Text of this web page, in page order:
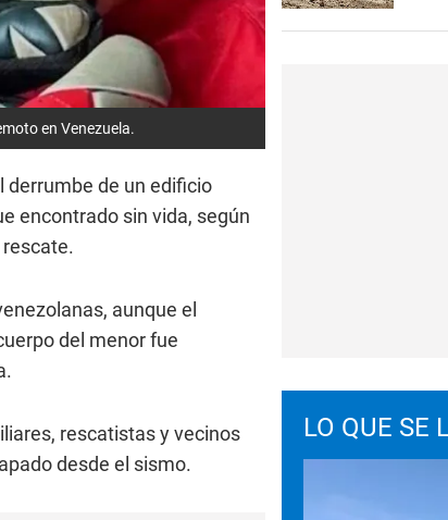
en Venezuela.
derrumbe de un edificio
encontrado sin vida, según
aunque el
del menor fue
rescatistas y vecinos
desde el sismo.
LO QUE SE